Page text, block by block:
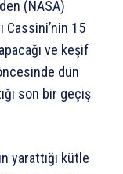
(NASA)
Cassini’nin 15
ve keşif
dün
son bir geçiş
yarattığı kütle